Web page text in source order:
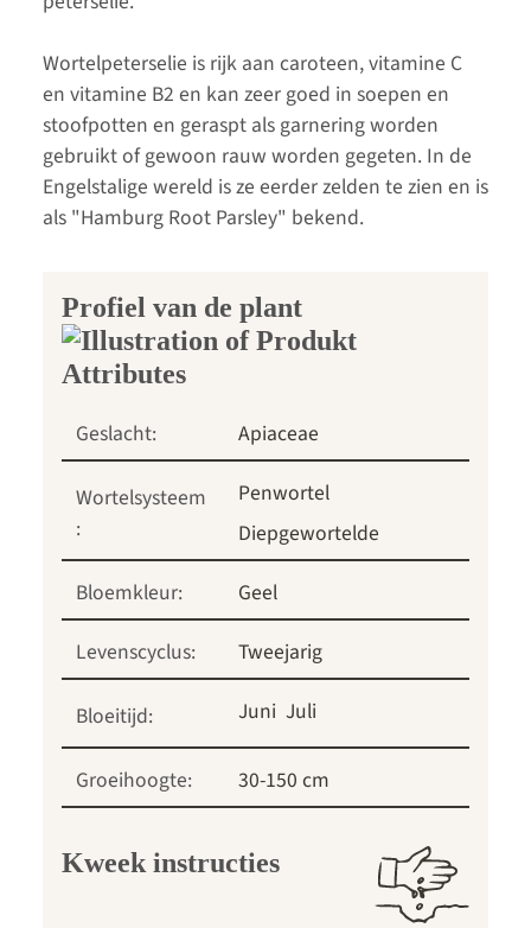
Wortelpeterselie is rijk aan caroteen, vitamine C
en vitamine B2 en kan zeer goed in soepen en
stoofpotten en geraspt als garnering worden
gebruikt of gewoon rauw worden gegeten. In de
Engelstalige wereld is ze eerder zelden te zien en is
als "Hamburg Root Parsley" bekend.
Profiel van de plant
Geslacht: Apiaceae
Wortelsysteem
:
Penwortel
Diepgewortelde
Bloemkleur:
Geel
Levenscyclus:
Tweejarig
Bloeitijd: Juni Juli
Groeihoogte: 30-150 cm
Kweek instructies